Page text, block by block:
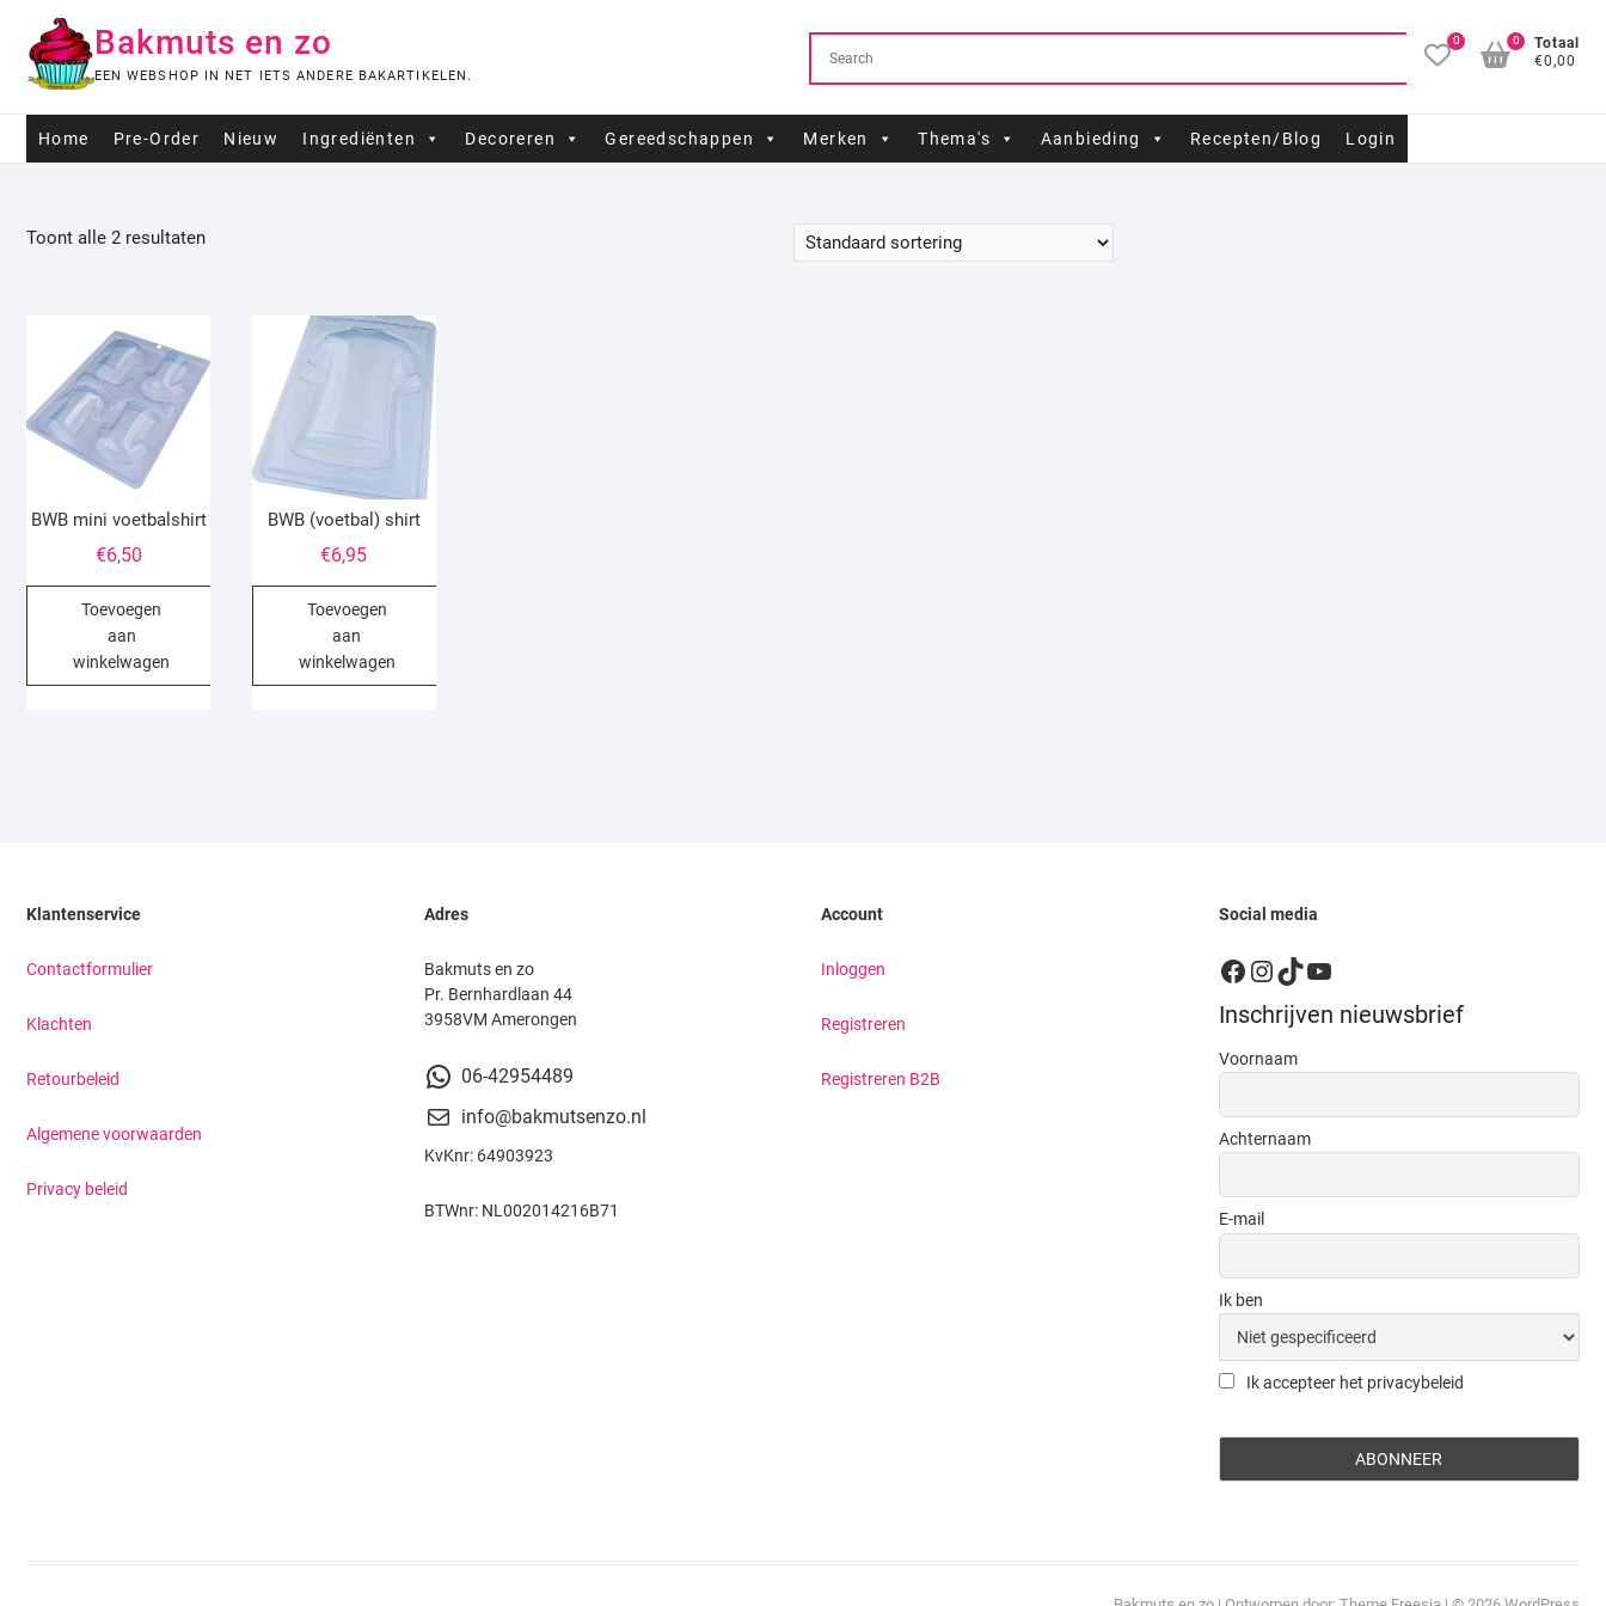
naar
Bakmuts en zo
EEN WEBSHOP IN NET IETS ANDERE BAKARTIKELEN.
0
Totaal
€0,00
0
Home Pre-Order Nieuw Ingrediënten Decoreren Gereedschappen Merken Thema's Aanbieding Recepten/Blog Login
Toont alle 2 resultaten
BWB mini voetbalshirt
€6,50
Toevoegen
aan
winkelwagen
BWB (voetbal) shirt
€6,95
Toevoegen
aan
winkelwagen
Klantenservice
Contactformulier
Klachten
Retourbeleid
Algemene voorwaarden
Privacy beleid
Adres
Bakmuts en zo
Pr. Bernhardlaan 44
3958VM Amerongen
06-42954489
info@bakmutsenzo.nl
KvKnr: 64903923
BTWnr: NL002014216B71
Account
Inloggen
Registreren
Registreren B2B
Social media
Facebook
Instagram
TikTok
YouTube
Inschrijven nieuwsbrief
Voornaam
Achternaam
E-mail
Ik ben
Ik accepteer het privacybeleid